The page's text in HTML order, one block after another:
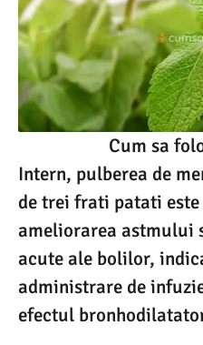
Cum sa
Intern, pulberea de
de trei frati patati
ameliorarea astmului
acute ale bolilor,
administrare de
efectul